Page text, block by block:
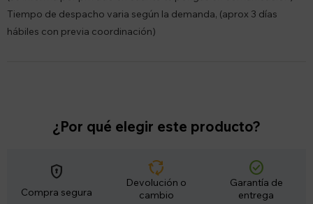
Tiempo de despacho varia según la demanda, (aprox 3 días
hábiles con previa coordinación)
¿Por qué elegir este producto?
encrypted
Compra segura
cycle
Devolución o
cambio
check_circle
Garantía de
entrega